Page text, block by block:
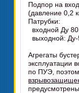
Подпор на
(давление 0,2
Патрубки:
входной Ду
выходной:
Агрегаты
эксплуатации
по ПУЭ,
предусмотрены.